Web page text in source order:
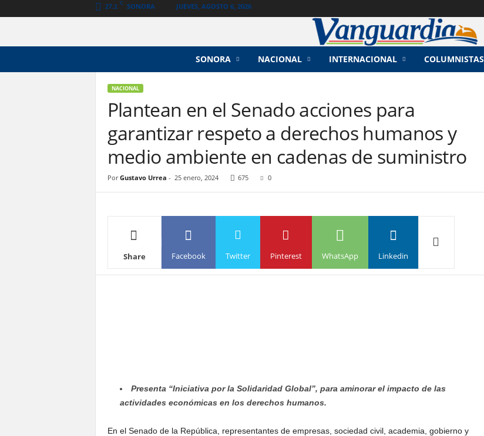
27.1 C SONORA JUEVES, AGOSTO 6, 2026
SONORA NACIONAL INTERNACIONAL COLUMNISTAS
NACIONAL
Plantean en el Senado acciones para
garantizar respeto a derechos humanos y
medio ambiente en cadenas de suministro
Por Gustavo Urrea - 25 enero, 2024 675 0
Share Facebook Twitter Pinterest WhatsApp Linkedin
Presenta “Iniciativa por la Solidaridad Global”, para aminorar el impacto de las
actividades económicas en los derechos humanos.
En el Senado de la República, representantes de empresas, sociedad civil, academia, gobierno y